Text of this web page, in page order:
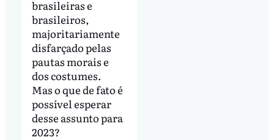
brasileiras e
brasileiros,
majoritariamente
disfarçado pelas
pautas morais e
dos costumes.
Mas o que de fato é
possível esperar
desse assunto para
2023?